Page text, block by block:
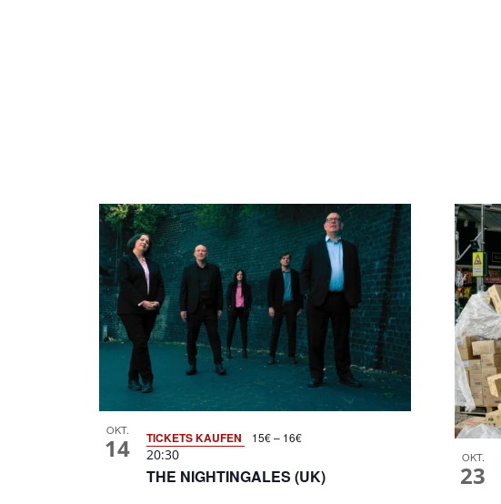
OKT.
14
THE NIGHTINGALES (UK)
20:30
TICKETS KAUFEN 15€ – 16€
OKT.
23